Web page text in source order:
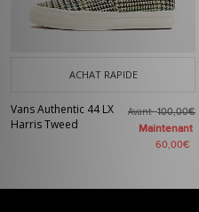
ACHAT RAPIDE
Vans Authentic 44 LX
Harris Tweed
Avant100,00€
Maintenant
60,00€